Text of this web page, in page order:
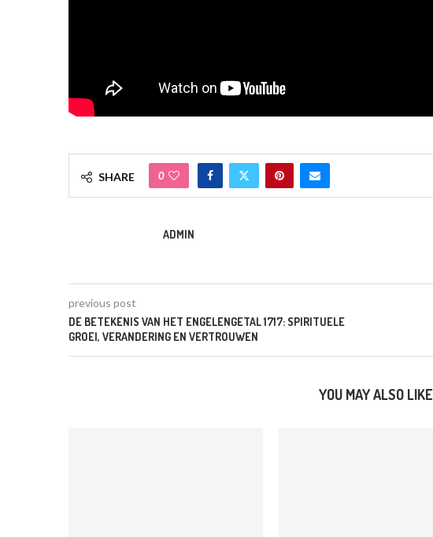
SHARE 0
ADMIN
previous post
DE BETEKENIS VAN HET ENGELENGETAL 1717: SPIRITUELE
GROEI, VERANDERING EN VERTROUWEN
YOU MAY ALSO LIKE